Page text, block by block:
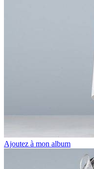
Ajoutez à mon album